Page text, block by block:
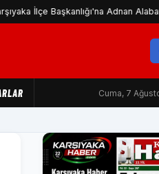
Başkanlığı'na Adnan Alabay atandı
Cuma, 7